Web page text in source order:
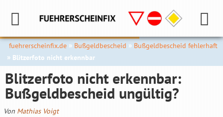
fuehrerscheinfix.de Bußgeldbescheid
Bußgeldbescheid fehlerhaft
Blitzerfoto nicht erkennbar
Blitzerfoto nicht erkennbar:
Bußgeld­bescheid ungültig?
Von Mathias Voigt